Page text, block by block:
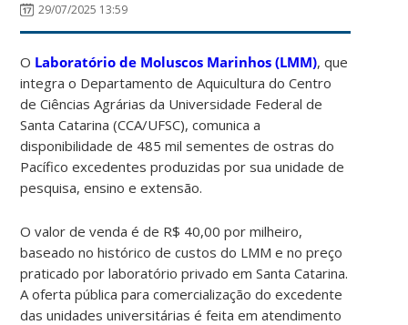
29/07/2025 13:59
O Laboratório de Moluscos Marinhos (LMM), que
integra o Departamento de Aquicultura do Centro
de Ciências Agrárias da Universidade Federal de
Santa Catarina (CCA/UFSC), comunica a
disponibilidade de 485 mil sementes de ostras do
Pacífico excedentes produzidas por sua unidade de
pesquisa, ensino e extensão.
O valor de venda é de R$ 40,00 por milheiro,
baseado no histórico de custos do LMM e no preço
praticado por laboratório privado em Santa Catarina.
A oferta pública para comercialização do excedente
das unidades universitárias é feita em atendimento